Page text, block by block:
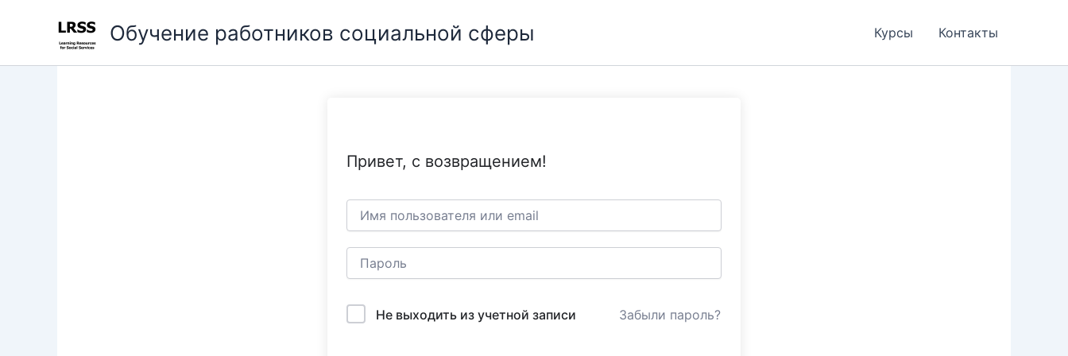
содержимому
Обучение работников социальной сферы Курсы Контакты
Привет, с возвращением!
Не выходить из учетной записи Забыли пароль?